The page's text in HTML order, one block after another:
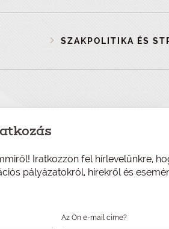
SZAKPOLITIKA ÉS
Iratkozzon fel hírlevelünkre,
pályázatokról, hírekről és
Az Ön e-mail címe?